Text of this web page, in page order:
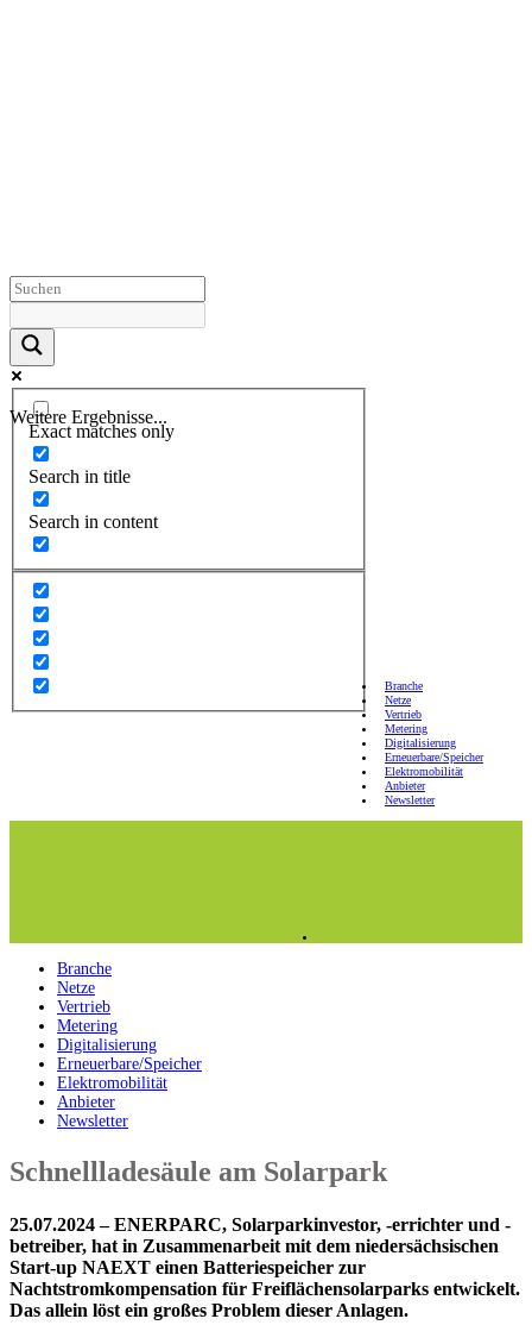
Weitere Ergebnisse...
Exact matches only
Search in title
Search in content
Branche
Netze
Vertrieb
Metering
Digitalisierung
Erneuerbare/Speicher
Elektromobilität
Anbieter
Newsletter
Branche
Netze
Vertrieb
Metering
Digitalisierung
Erneuerbare/Speicher
Elektromobilität
Anbieter
Newsletter
Schnellladesäule am Solarpark
25.07.2024 – ENERPARC, Solarparkinvestor, -errichter und -
betreiber, hat in Zusammenarbeit mit dem niedersächsischen
Start-up NAEXT einen Batteriespeicher zur
Nachtstromkompensation für Freiflächensolarparks entwickelt.
Das allein löst ein großes Problem dieser Anlagen.